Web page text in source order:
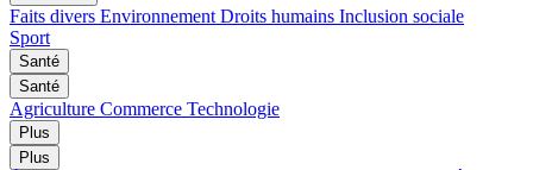
Faits divers Environnement Droits humains Inclusion sociale
Sport
Santé
Santé
Agriculture Commerce Technologie
Plus
Plus